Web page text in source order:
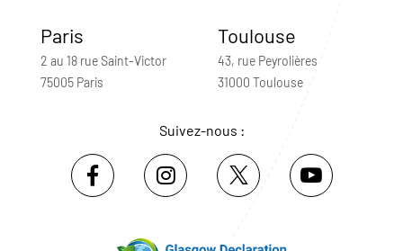
Paris
2 au 18 rue Saint-Victor
75005 Paris
Toulouse
43, rue Peyrolières
31000 Toulouse
Suivez-nous :